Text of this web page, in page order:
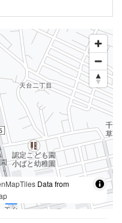
Data from